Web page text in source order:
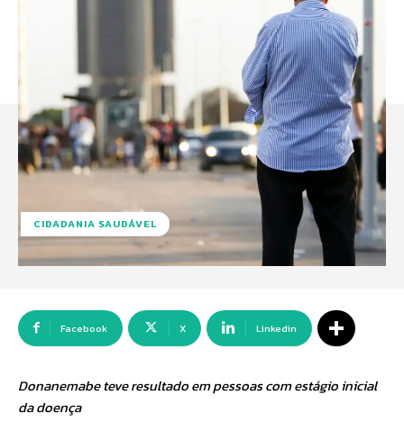
CIDADANIA SAUDÁVEL
Facebook X Linkedin
Donanemabe teve resultado em pessoas com estágio inicial
da doença